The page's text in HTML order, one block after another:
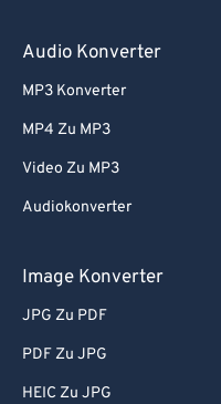
Audio Konverter
MP3 Konverter
MP4 Zu MP3
Video Zu MP3
Audiokonverter
Image Konverter
JPG Zu PDF
PDF Zu JPG
HEIC Zu JPG